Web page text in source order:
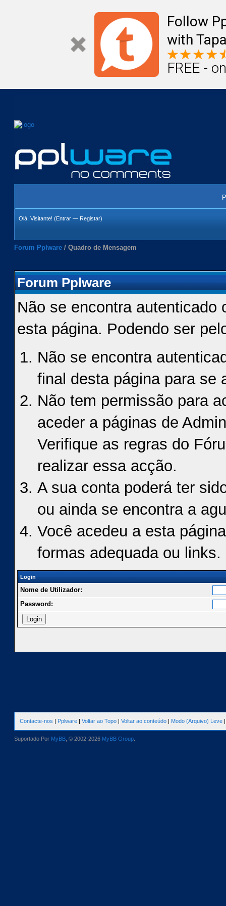
Follow
with
FREE -
Olá, Visitante! (Entrar — Registar)
Forum Pplware / Quadro de Mensagem
Forum Pplware
Não se encontra autenticado
esta página. Podendo ser
Não se encontra
final desta página para se
Não tem permissão para
aceder a páginas de
Verifique as regras do
realizar essa acção.
A sua conta poderá ter
ou ainda se encontra a
Você acedeu a esta
formas adequada ou links.
Login
Nome de Utilizador:
Password:
Contacte-nos | Pplware | Voltar ao Topo | Voltar ao conteúdo | Modo (Arquivo) Leve
Suportado Por MyBB , © 2002-2026 MyBB Group